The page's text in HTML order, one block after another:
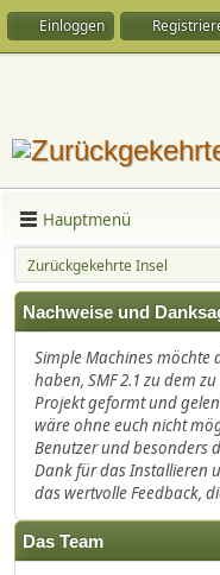
Einloggen
Hauptmenü
Zurückgekehrte Insel
Nachweise und
Simple Machines möchte
haben, SMF 2.1 zu dem
Projekt geformt und
wäre ohne euch nicht
Benutzer und besonders
Dank für das Installieren
das wertvolle Feedback,
Das Team